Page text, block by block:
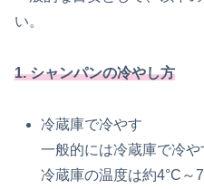
い。
1. シャンパンの冷やし方
冷蔵庫で冷やす
一般的には冷蔵庫で冷や
冷蔵庫の温度は約4°C～